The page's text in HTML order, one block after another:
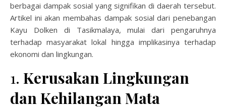
berbagai dampak sosial yang signifikan di daerah tersebut.
Artikel ini akan membahas dampak sosial dari penebangan
Kayu Dolken di Tasikmalaya, mulai dari pengaruhnya
terhadap masyarakat lokal hingga implikasinya terhadap
ekonomi dan lingkungan.
1. Kerusakan Lingkungan
dan Kehilangan Mata